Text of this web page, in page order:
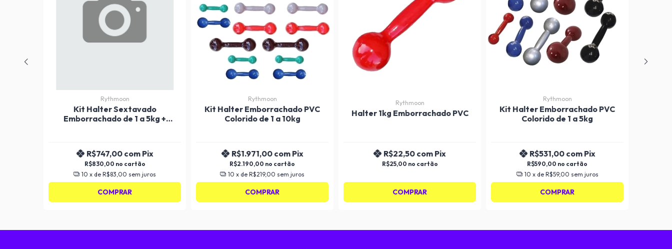
Rythmoon
Kit Halter Sextavado
Emborrachado de 1 a 5kg +
R$830,00
R$747,00 com Pix
10 x de R$83,00 sem juros
COMPRAR
Rythmoon
Kit Halter Emborrachado PVC
Colorido de 1 a 10kg
R$2.190,00
R$1.971,00 com Pix
10 x de R$219,00 sem juros
COMPRAR
Rythmoon
Halter 1kg Emborrachado PVC
R$25,00
R$22,50 com Pix
COMPRAR
Rythmoon
Kit Halter Emborrachado PVC
Colorido de 1 a 5kg
R$590,00
R$531,00 com Pix
10 x de R$59,00 sem juros
COMPRAR